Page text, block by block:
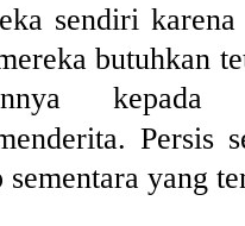
sendiri
butuhkan
Persis
yang